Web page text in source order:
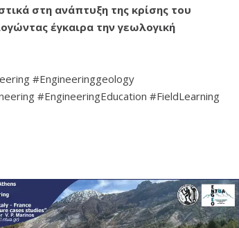
στη ανάπτυξη της κρίσης του
έγκαιρα την γεωλογική
#Engineeringgeology
#EngineeringEducation #FieldLearning